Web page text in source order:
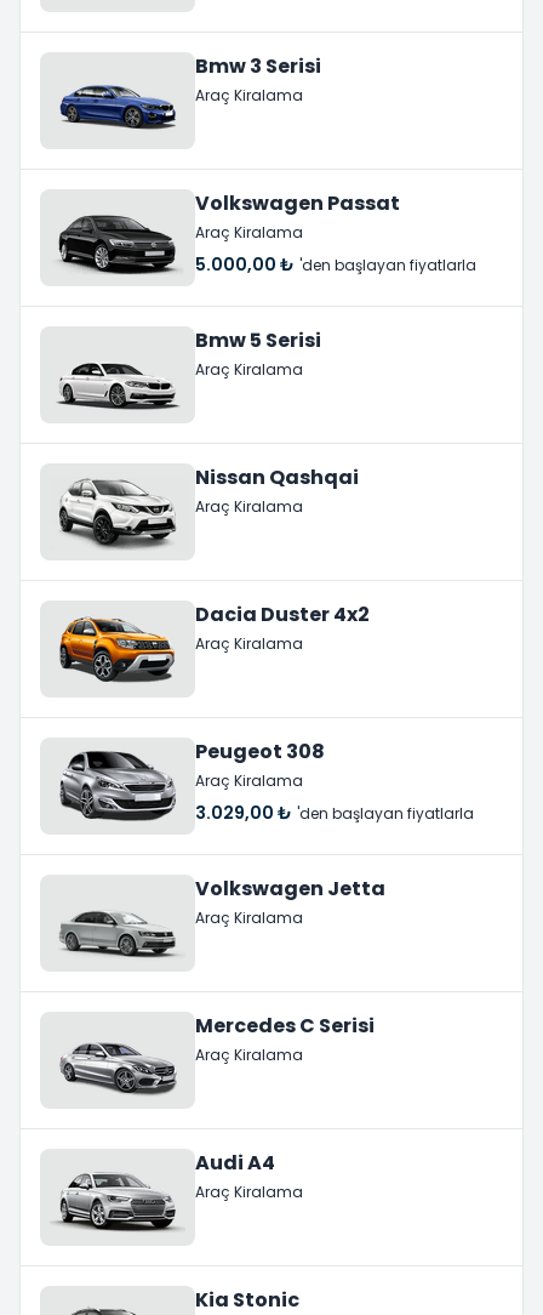
Bmw 3 Serisi
Araç Kiralama
Volkswagen Passat
Araç Kiralama
5.000,00 ₺ 'den başlayan fiyatlarla
Bmw 5 Serisi
Araç Kiralama
Nissan Qashqai
Araç Kiralama
Dacia Duster 4x2
Araç Kiralama
Peugeot 308
Araç Kiralama
3.029,00 ₺ 'den başlayan fiyatlarla
Volkswagen Jetta
Araç Kiralama
Mercedes C Serisi
Araç Kiralama
Audi A4
Araç Kiralama
Kia Stonic